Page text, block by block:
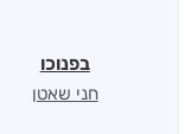
בפנוכו
חני שאטן